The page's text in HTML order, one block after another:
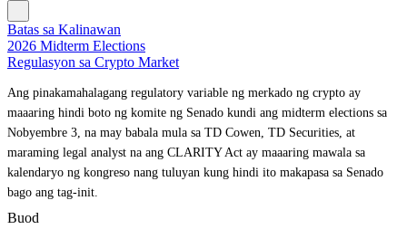
Batas sa Kalinawan
2026 Midterm Elections
Regulasyon sa Crypto Market
Ang pinakamahalagang regulatory variable ng merkado ng crypto ay
maaaring hindi boto ng komite ng Senado kundi ang midterm elections sa
Nobyembre 3, na may babala mula sa TD Cowen, TD Securities, at
maraming legal analyst na ang CLARITY Act ay maaaring mawala sa
kalendaryo ng kongreso nang tuluyan kung hindi ito makapasa sa Senado
bago ang tag-init.
Buod